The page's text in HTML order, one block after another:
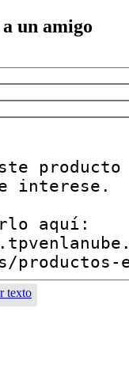
un amigo
texto